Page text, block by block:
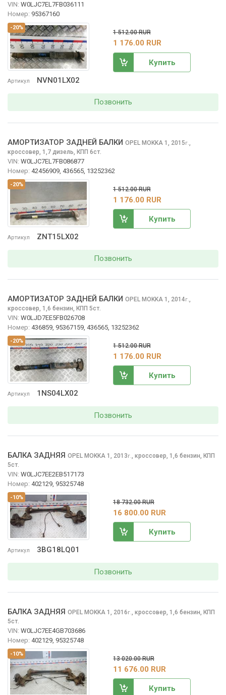
-20%
Артикул NVN01LX02
VIN: W0LJC7EL7FB036111
Номер: 95367160
1 512.00 RUR
1 176.00 RUR
Купить
Позвонить
-20%
Артикул ZNT15LX02
АМОРТИЗАТОР ЗАДНЕЙ БАЛКИ OPEL MOKKA 1, 2015г.
кроссовер, 1,7 дизель, КПП 6ст.
VIN: W0LJC7EL7FB086877
Номер: 42456909, 436565, 13252362
1 512.00 RUR
1 176.00 RUR
Купить
Позвонить
-20%
Артикул 1NS04LX02
АМОРТИЗАТОР ЗАДНЕЙ БАЛКИ OPEL MOKKA 1, 2014г.
кроссовер, 1,6 бензин, КПП 5ст.
VIN: W0LJD7EE5FB026708
Номер: 436859, 95367159, 436565, 13252362
1 512.00 RUR
1 176.00 RUR
Купить
Позвонить
-10%
Артикул 3BG18LQ01
БАЛКА ЗАДНЯЯ OPEL MOKKA 1, 2013г. кроссовер, 1,6 бензин, КПП
5ст.
VIN: W0LJC7EE2EB517173
Номер: 402129, 95325748
18 732.00 RUR
16 800.00 RUR
Купить
Позвонить
-10%
БАЛКА ЗАДНЯЯ OPEL MOKKA 1, 2016г. кроссовер, 1,6 бензин, КПП
5ст.
VIN: W0LJC7EE4GB703686
Номер: 402129, 95325748
13 020.00 RUR
11 676.00 RUR
Купить